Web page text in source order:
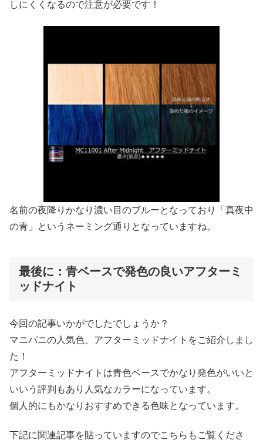
しにくくなるので注意が必要です！
名前の夜降りかなり濃い目のブルーとなっており「真夜中
の青」というネーミング通りとなっていますね。
最後に：青ベースで発色の良いアフターミ
ッドナイト
今回の記事いかがでしたでしょうか？
マニパニの人気色、アフターミッドナイトをご紹介しまし
た！
アフターミッドナイトは青色ベースでかなり発色がいいと
いいう評判もあり人気なカラーになっています。
個人的にもかなりおすすめできる色味となっています。
下記に関連記事を貼っていますのでこちらもご覧くださ